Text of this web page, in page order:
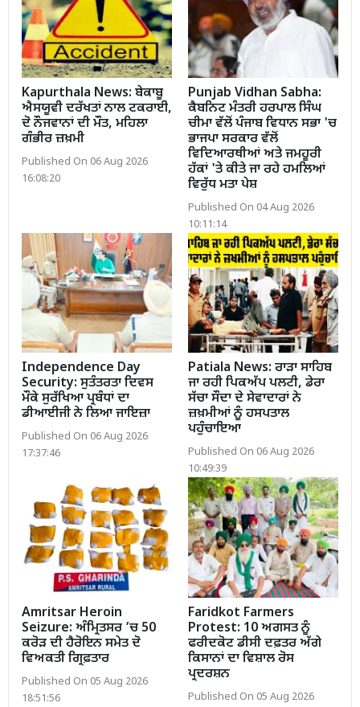
Kapurthala News: ਬੇਕਾਬੂ
ਐਸਯੂਵੀ ਦਰੱਖਤਾਂ ਨਾਲ ਟਕਰਾਈ,
ਦੋ ਨੌਜਵਾਨਾਂ ਦੀ ਮੌਤ, ਮਹਿਲਾ
ਗੰਭੀਰ ਜ਼ਖ਼ਮੀ
Published On 06 Aug 2026
16:08:20
Punjab Vidhan Sabha:
ਕੈਬਨਿਟ ਮੰਤਰੀ ਹਰਪਾਲ ਸਿੰਘ
ਚੀਮਾ ਵੱਲੋਂ ਪੰਜਾਬ ਵਿਧਾਨ ਸਭਾ 'ਚ
ਭਾਜਪਾ ਸਰਕਾਰ ਵੱਲੋਂ
ਵਿਦਿਆਰਥੀਆਂ ਅਤੇ ਜਮਹੂਰੀ
ਹੱਕਾਂ 'ਤੇ ਕੀਤੇ ਜਾ ਰਹੇ ਹਮਲਿਆਂ
ਵਿਰੁੱਧ ਮਤਾ ਪੇਸ਼
Published On 04 Aug 2026
10:11:14
Independence Day
Security: ਸੁਤੰਤਰਤਾ ਦਿਵਸ
ਮੌਕੇ ਸੁਰੱਖਿਆ ਪ੍ਰਬੰਧਾਂ ਦਾ
ਡੀਆਈਜੀ ਨੇ ਲਿਆ ਜਾਇਜ਼ਾ
Published On 06 Aug 2026
17:37:46
Patiala News: ਰਾੜਾ ਸਾਹਿਬ
ਜਾ ਰਹੀ ਪਿਕਅੱਪ ਪਲਟੀ, ਡੇਰਾ
ਸੱਚਾ ਸੌਦਾ ਦੇ ਸੇਵਾਦਾਰਾਂ ਨੇ
ਜ਼ਖ਼ਮੀਆਂ ਨੂੰ ਹਸਪਤਾਲ
ਪਹੁੰਚਾਇਆ
Published On 06 Aug 2026
10:49:39
Amritsar Heroin
Seizure: ਅੰਮ੍ਰਿਤਸਰ ’ਚ 50
ਕਰੋੜ ਦੀ ਹੈਰੋਇਨ ਸਮੇਤ ਦੋ
ਵਿਅਕਤੀ ਗ੍ਰਿਫ਼ਤਾਰ
Published On 05 Aug 2026
18:51:56
Faridkot Farmers
Protest: 10 ਅਗਸਤ ਨੂੰ
ਫਰੀਦਕੋਟ ਡੀਸੀ ਦਫ਼ਤਰ ਅੱਗੇ
ਕਿਸਾਨਾਂ ਦਾ ਵਿਸ਼ਾਲ ਰੋਸ
ਪ੍ਰਦਰਸ਼ਨ
Published On 05 Aug 2026